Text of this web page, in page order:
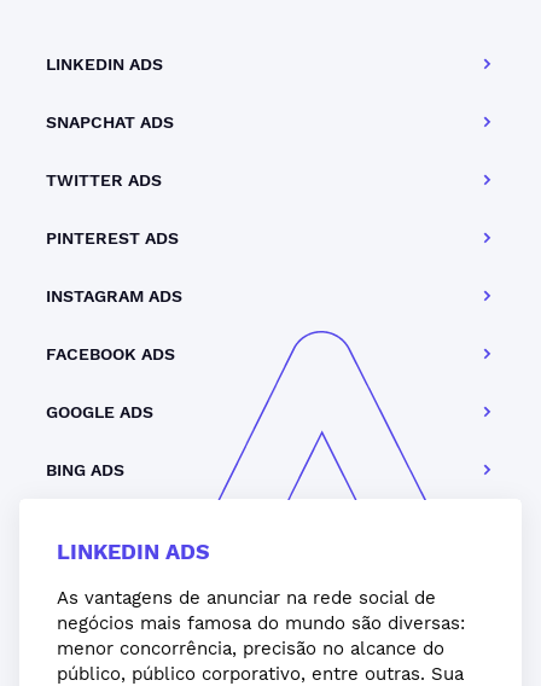
LINKEDIN ADS
SNAPCHAT ADS
TWITTER ADS
PINTEREST ADS
INSTAGRAM ADS
FACEBOOK ADS
GOOGLE ADS
BING ADS
LINKEDIN ADS
As vantagens de anunciar na rede social de
negócios mais famosa do mundo são diversas:
menor concorrência, precisão no alcance do
público, público corporativo, entre outras. Sua